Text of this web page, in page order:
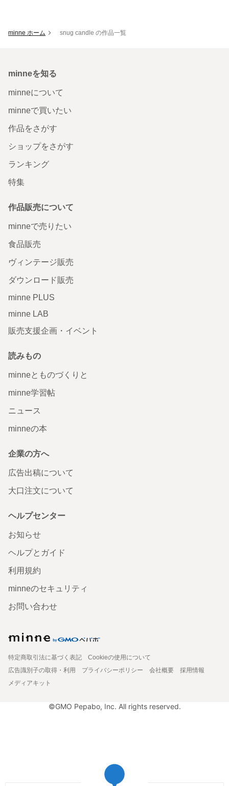
minne ホーム snug candle の作品一覧
minneを知る
minneについて
minneで買いたい
作品をさがす
ショップをさがす
ランキング
特集
作品販売について
minneで売りたい
食品販売
ヴィンテージ販売
ダウンロード販売
minne PLUS
minne LAB
販売支援企画・イベント
読みもの
minneとものづくりと
minne学習帖
ニュース
minneの本
企業の方へ
広告出稿について
大口注文について
ヘルプセンター
お知らせ
ヘルプとガイド
利用規約
minneのセキュリティ
お問い合わせ
特定商取引法に基づく表記
Cookieの使用について
広告識別子の取得・利用
プライバシーポリシー 会社概要
採用情報
メディアキット
©GMO Pepabo, Inc. All rights reserved.